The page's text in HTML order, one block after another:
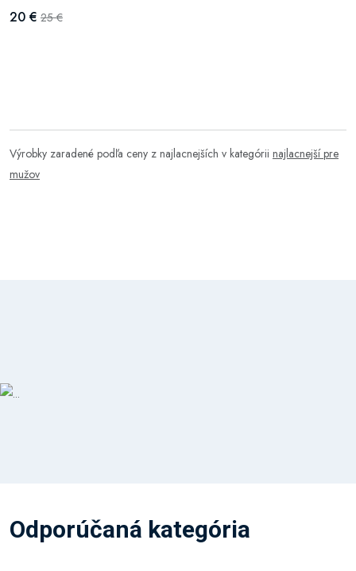
20 € 25 €
Výrobky zaradené podľa ceny z najlacnejších v kategórii najlacnejší pre
mužov
Odporúčaná kategória